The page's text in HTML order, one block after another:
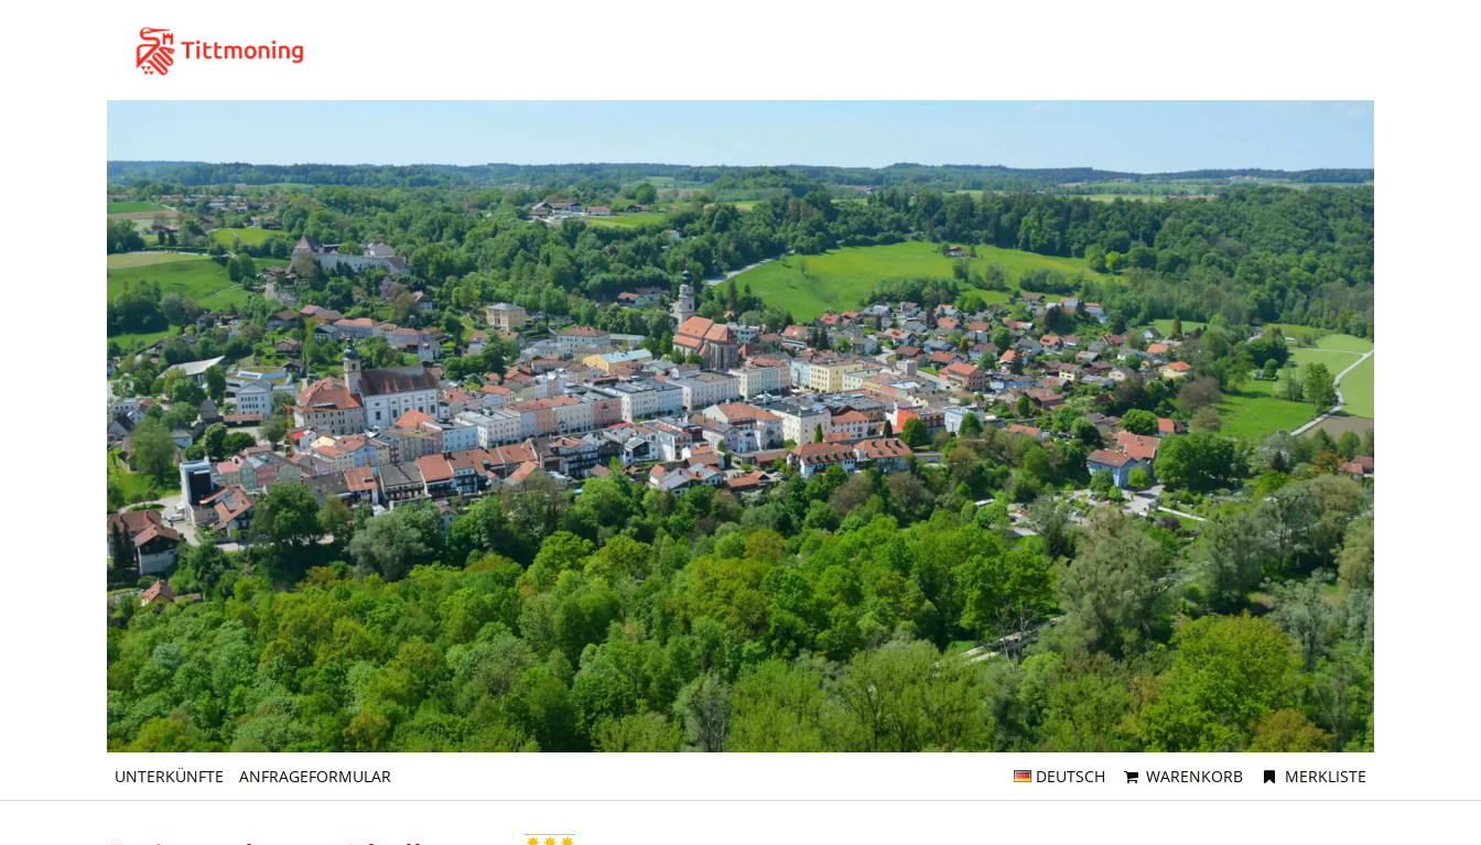
DEUTSCH WARENKORB MERKLISTE
UNTERKÜNFTE ANFRAGEFORMULAR